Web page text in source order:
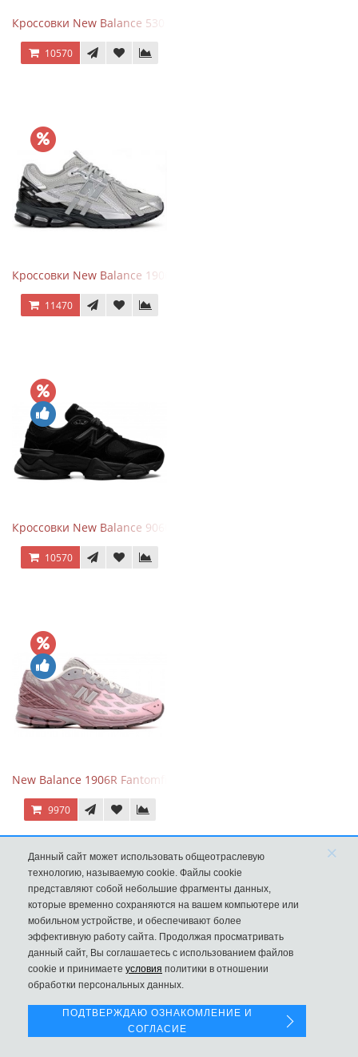
Кроссовки New Balance 530 x Niko and... Off White
10570
Кроссовки New Balance 1906 Black Silver Metallic
11470
Кроссовки New Balance 9060 Triple Black
10570
New Balance 1906R Fantomfit Ice Wine
9970
New Balance 530 Custom Pink Silver розовые
Данный сайт может использовать общеотраслевую
технологию, называемую cookie. Файлы cookie
представляют собой небольшие фрагменты данных,
которые временно сохраняются на вашем компьютере или
мобильном устройстве, и обеспечивают более
эффективную работу сайта. Продолжая просматривать
данный сайт, Вы соглашаетесь с использованием файлов
cookie и принимаете условия политики в отношении
обработки персональных данных.
×
ПОДТВЕРЖДАЮ ОЗНАКОМЛЕНИЕ И
СОГЛАСИЕ